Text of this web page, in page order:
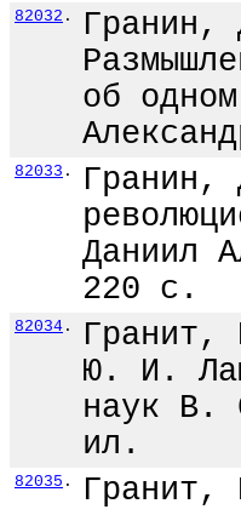
82032 .
Гранин,
об
82033 .
Гранин,
Даниил
220 с.
82034 .
Гранит,
Ю. И.
наук
ил.
82035 .
Гранит,